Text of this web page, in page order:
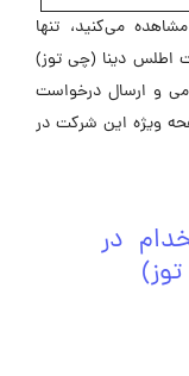
می‌کنید، تنها
اطلس دینا (چی توز)
و ارسال درخواست
ویژه این شرکت در
در